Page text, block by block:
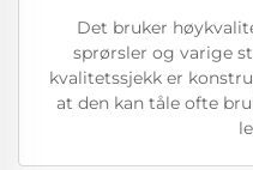
Det bruker
sprørsler og varige
kvalitetssjekk er
at den kan tåle ofte